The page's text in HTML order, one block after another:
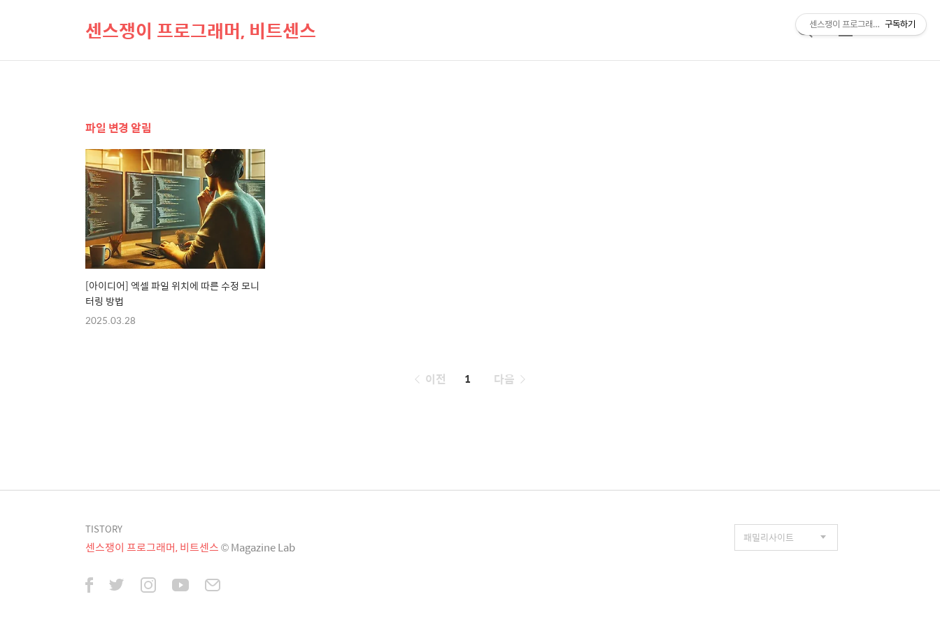
센스쟁이 프로그래머, 비트센스
검
메
파일 변경 알림
[아이디어] 엑셀 파일 위치에 따른 수정 모니
터링 방법
2025.03.28
페
이전 1 다음
TISTORY
센스쟁이 프로그래머, 비트센스© Magazine Lab
센스쟁이 프로그래머, 비트센스
구독하기